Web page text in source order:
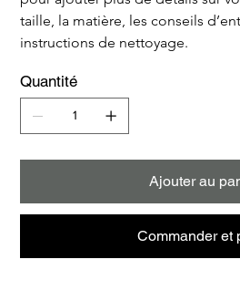
taille, la matière, les conseils
instructions de nettoyage.
Quantité
Ajouter au
Commander et